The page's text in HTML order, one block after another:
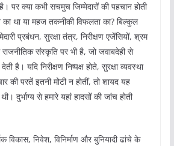
है। पर क्या कभी सचमुच जिम्मेदारों की पहचान होती
था या महज तकनीकी विफलता का? बिल्कुल
प्रबंधन, सुरक्षा तंत्र, निरीक्षण एजेंसियों, श्रम
संस्कृति पर भी है, जो जवाबदेही से
है। यदि निरीक्षण निष्पक्ष होते, सुरक्षा व्यवस्था
की परतें इतनी मोटी न होतीं, तो शायद यह
दुर्भाग्य से हमारे यहां हादसों की जांच होती
निवेश, विनिर्माण और बुनियादी ढांचे के